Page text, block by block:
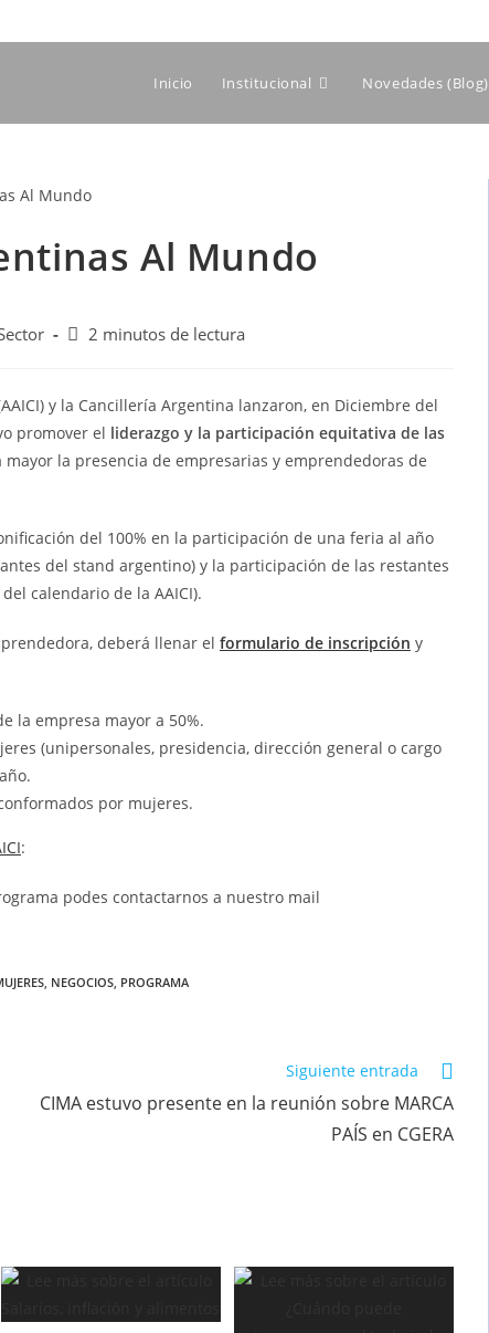
Inicio Institucional Novedades (Blog)
Al Mundo
2 minutos de lectura
y la Cancillería Argentina lanzaron, en Diciembre del
promover el liderazgo y la participación equitativa de las
la presencia de empresarias y emprendedoras de
del 100% en la participación de una feria al año
del stand argentino) y la participación de las restantes
calendario de la AAICI).
deberá llenar el formulario de inscripción y
la empresa mayor a 50%.
(unipersonales, presidencia, dirección general o cargo
por mujeres.
:
podes contactarnos a nuestro mail
NEGOCIOS PROGRAMA
Siguiente entrada
CIMA estuvo presente en la reunión sobre MARCA
PAÍS en CGERA